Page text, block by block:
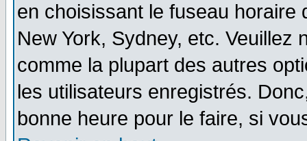
en choisissant le fuseau
New York, Sydney, etc. Veuillez
comme la plupart des autres
les utilisateurs enregistrés.
bonne heure pour le faire, si